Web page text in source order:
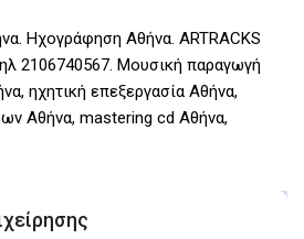
Ηχογράφηση Αθήνα. ARTRACKS
2106740567. Μουσική παραγωγή
ηχητική επεξεργασία Αθήνα,
Αθήνα, mastering cd Αθήνα,